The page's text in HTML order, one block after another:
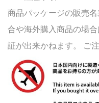
商品パッケージの販売
合や海外購入商品の場
証が出来かねます。 ご注